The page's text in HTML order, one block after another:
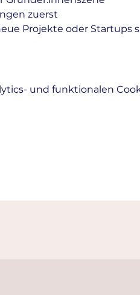
zuerst
Projekte oder Startups
und funktionalen